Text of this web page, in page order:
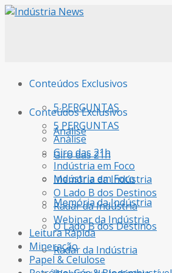
Conteúdos Exclusivos
5 PERGUNTAS
Análise
Giro das 21h
Indústria em Foco
Memória da Indústria
O Lado B dos Destinos
Radar da Indústria
Conteúdos Exclusivos
5 PERGUNTAS
Análise
Giro das 21h
Indústria em Foco
Memória da Indústria
O Lado B dos Destinos
Radar da Indústria
Webinar da Indústria
Leitura Rápida
Mineração
Papel & Celulose